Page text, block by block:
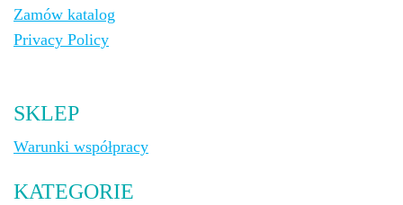
Zamów katalog
Privacy Policy
SKLEP
Warunki współpracy
KATEGORIE